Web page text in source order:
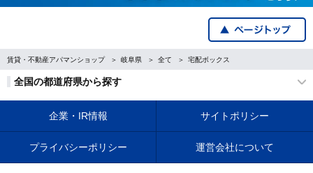
賃貸・不動産アパマンショップ 岐阜県 全て 宅配ボックス
全国の都道府県から探す
企業・IR情報 サイトポリシー
プライバシーポリシー 運営会社について